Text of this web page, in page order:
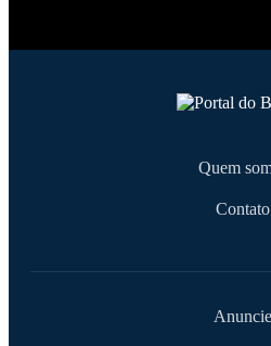
Quem
Contato
Anuncie